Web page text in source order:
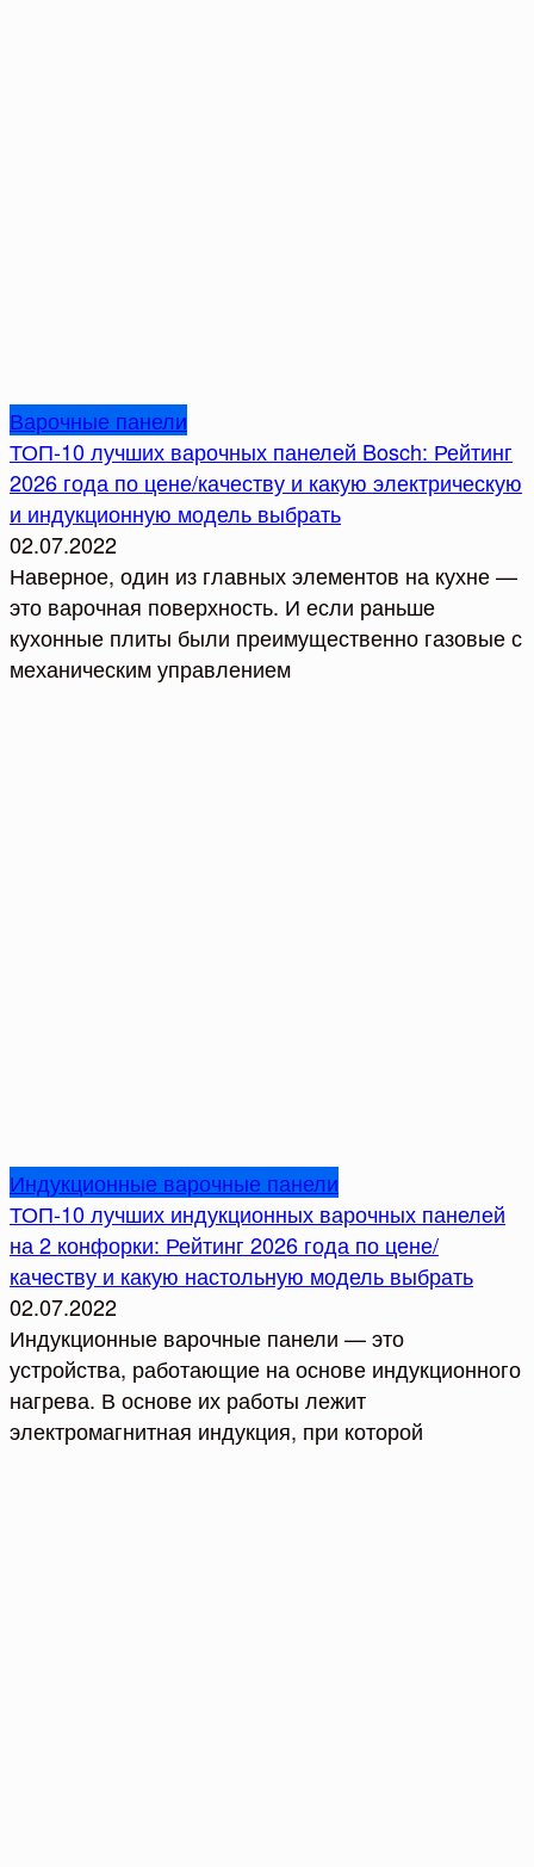
Варочные панели
ТОП-10 лучших варочных панелей Bosch: Рейтинг
2026 года по цене/качеству и какую электрическую
и индукционную модель выбрать
02.07.2022
Наверное, один из главных элементов на кухне —
это варочная поверхность. И если раньше
кухонные плиты были преимущественно газовые с
механическим управлением
Индукционные варочные панели
ТОП-10 лучших индукционных варочных панелей
на 2 конфорки: Рейтинг 2026 года по цене/
качеству и какую настольную модель выбрать
02.07.2022
Индукционные варочные панели — это
устройства, работающие на основе индукционного
нагрева. В основе их работы лежит
электромагнитная индукция, при которой